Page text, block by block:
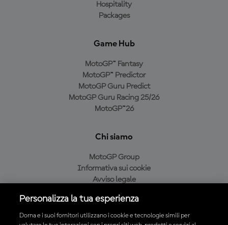
Hospitality
Packages
Game Hub
MotoGP™ Fantasy
MotoGP™ Predictor
MotoGP Guru Predict
MotoGP Guru Racing 25/26
MotoGP™26
Chi siamo
MotoGP Group
Informativa sui cookie
Avviso legale
Condizioni di acquisto
Personalizza la tua esperienza
Dorna e i suoi fornitori utilizzano i cookie e tecnologie simili per